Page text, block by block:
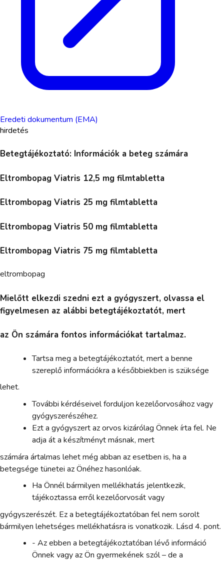
Eredeti dokumentum (EMA)
hirdetés
Betegtájékoztató: Információk a beteg számára
Eltrombopag Viatris 12,5 mg filmtabletta
Eltrombopag Viatris 25 mg filmtabletta
Eltrombopag Viatris 50 mg filmtabletta
Eltrombopag Viatris 75 mg filmtabletta
eltrombopag
Mielőtt elkezdi szedni ezt a gyógyszert, olvassa el
figyelmesen az alábbi betegtájékoztatót, mert
az Ön számára fontos információkat tartalmaz.
Tartsa meg a betegtájékoztatót, mert a benne
szereplő információkra a későbbiekben is szüksége
lehet.
További kérdéseivel forduljon kezelőorvosához vagy
gyógyszerészéhez.
Ezt a gyógyszert az orvos kizárólag Önnek írta fel. Ne
adja át a készítményt másnak, mert
számára ártalmas lehet még abban az esetben is, ha a
betegsége tünetei az Önéhez hasonlóak.
Ha Önnél bármilyen mellékhatás jelentkezik,
tájékoztassa erről kezelőorvosát vagy
gyógyszerészét. Ez a betegtájékoztatóban fel nem sorolt
bármilyen lehetséges mellékhatásra is vonatkozik. Lásd 4. pont.
- Az ebben a betegtájékoztatóban lévő információ
Önnek vagy az Ön gyermekének szól – de a